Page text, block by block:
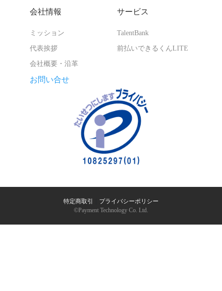
会社情報
ミッション
代表挨拶
会社概要・沿革
サービス
TalentBank
前払いできるくんLITE
お問い合せ
特定商取引
プライバシーポリシー
©︎Payment Technology Co. Ltd.